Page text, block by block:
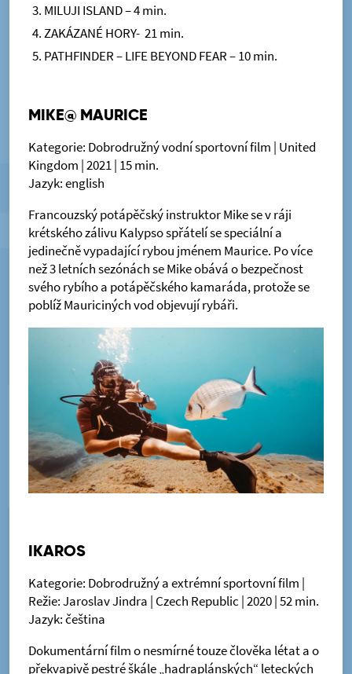
MILUJI ISLAND – 4 min.
ZAKÁZANÉ HORY- 21 min.
PATHFINDER – LIFE BEYOND FEAR – 10 min.
MIKE@ MAURICE
Kategorie: Dobrodružný vodní sportovní film | United
Kingdom | 2021 | 15 min.
Jazyk: english
Francouzský potápěčský instruktor Mike se v ráji
krétského zálivu Kalypso spřátelí se speciální a
jedinečně vypadající rybou jménem Maurice. Po více
než 3 letních sezónách se Mike obává o bezpečnost
svého rybího a potápěčského kamaráda, protože se
poblíž Mauriciných vod objevují rybáři.
IKAROS
Kategorie: Dobrodružný a extrémní sportovní film |
Režie: Jaroslav Jindra | Czech Republic | 2020 | 52 min.
Jazyk: čeština
Dokumentární film o nesmírné touze člověka létat a o
překvapivě pestré škále „hadraplánských“ leteckých